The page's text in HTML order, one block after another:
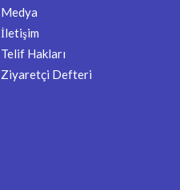
Medya
İletişim
Telif Hakları
Ziyaretçi Defteri